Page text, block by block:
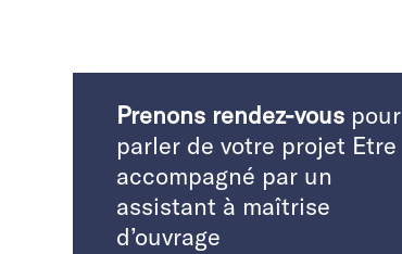
Prenons rendez-vouspour
parler de votre projet Etre
accompagné par un
assistant à maîtrise
d’ouvrage